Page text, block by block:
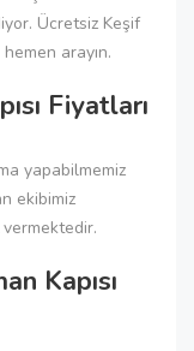
Ücretsiz Keşif
arayın.
Fiyatları
yapabilmemiz
ekibimiz
Kapısı